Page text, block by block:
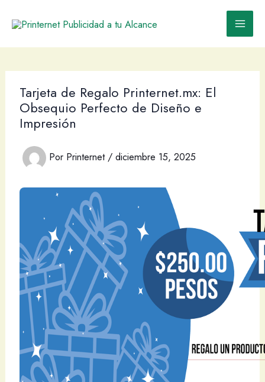
Tarjeta de Regalo Printernet.mx: El
Obsequio Perfecto de Diseño e
Impresión
Por Printernet / diciembre 15, 2025